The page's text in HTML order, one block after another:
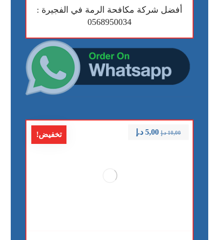
أفضل شركة مكافحة الرمة في الفجيرة :
0568950034
تخفيض! 10,00 د.إ 5,00 د.إ